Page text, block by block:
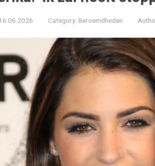
Category: Beroemdheden